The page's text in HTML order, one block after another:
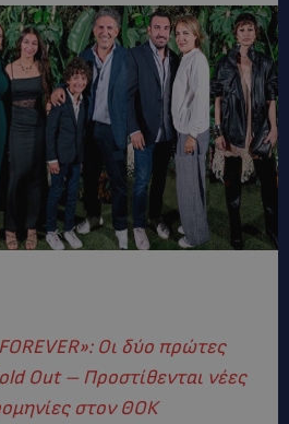
Οι δύο πρώτες
Out – Προστίθενται νέες
στον ΘΟΚ